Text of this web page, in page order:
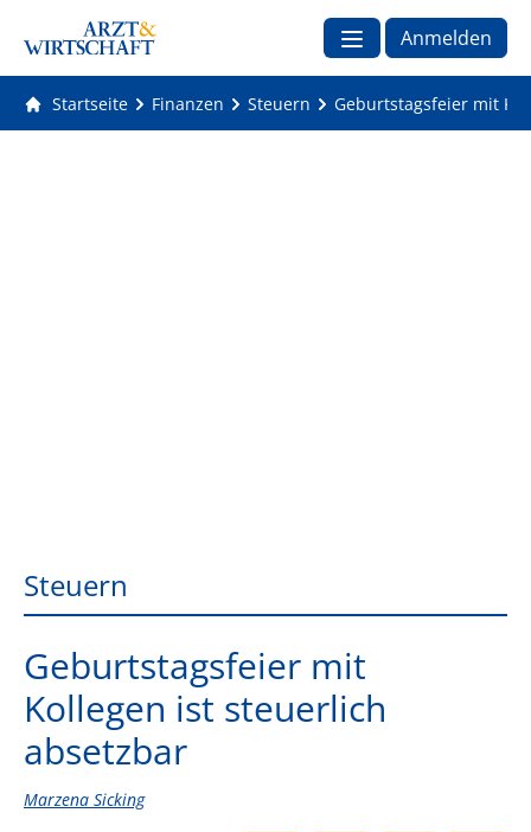
Anmelden
Startseite Finanzen Steuern Geburtstagsfeier mit
Steuern
Geburtstagsfeier mit
Kollegen ist steuerlich
absetzbar
Marzena Sicking